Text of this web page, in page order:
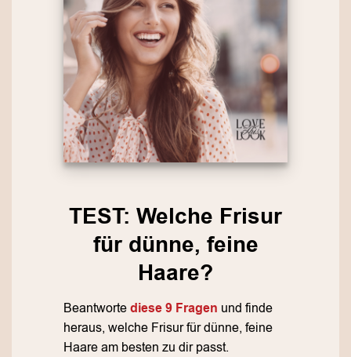
TEST: Welche Frisur
für dünne, feine
Haare?
Beantwortediese 9 Fragen und finde
heraus, welche Frisur für dünne, feine
Haare am besten zu dir passt.